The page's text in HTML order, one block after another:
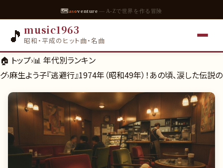
🗺asoventure — A-Zで世界を作る冒険
🎵 music1963
昭和・平成のヒット曲・名曲
🏠 トップ›📊 年代別ランキン
グ›麻生よう子『逃避行』1974年（昭和49年）！あの頃、涙した伝